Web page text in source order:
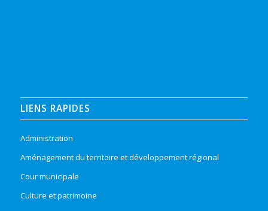
LIENS RAPIDES
Administration
Aménagement du territoire et développement régional
Cour municipale
Culture et patrimoine